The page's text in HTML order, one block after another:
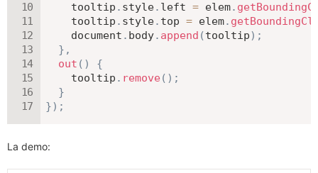
    tooltip
. style. left = elem.
    tooltip
. style. top = elem.
    document
. body. append (tooltip) ;
} ,
out ( )
{
    tooltip
. remove ( ) ;
}
}) ;
La demo: